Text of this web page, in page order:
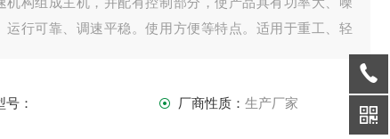
运行可靠、调速平稳。使用方便等特点。适用于重工、轻
压: 220V
号： 厂商性质： 生产厂家